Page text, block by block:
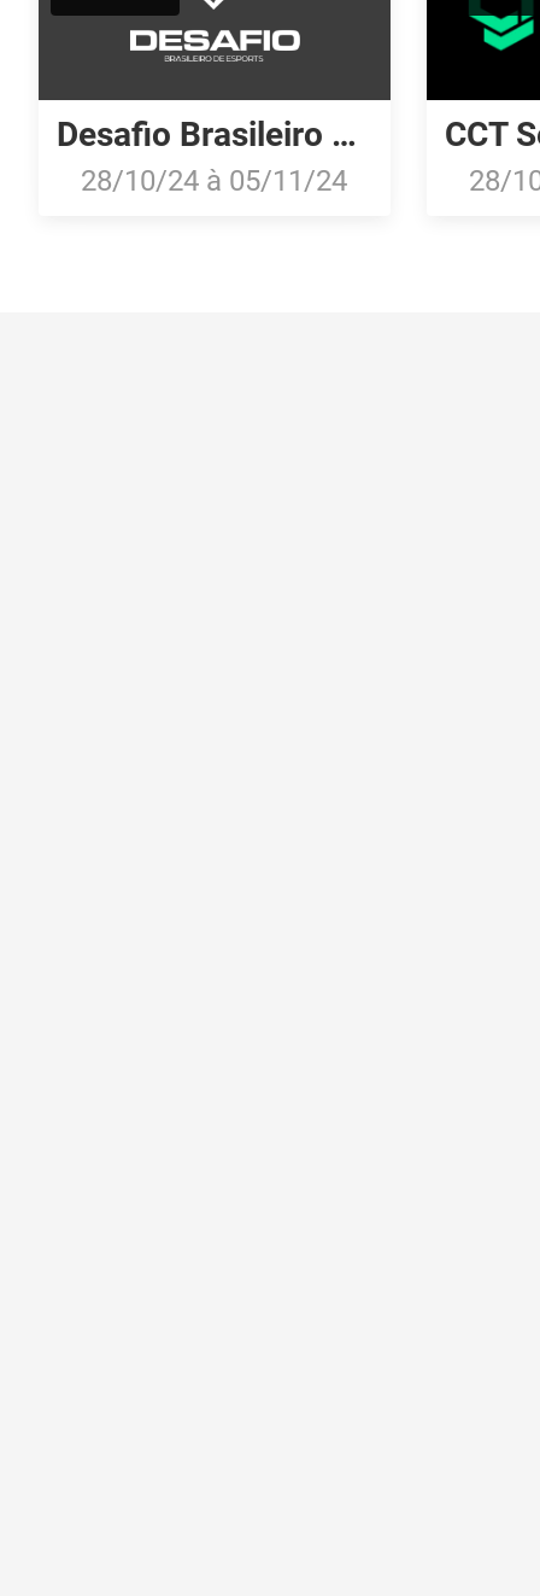
Desafio Brasileiro de Esports 2024: Online Stage
28/10/24 à 05/11/24 28/